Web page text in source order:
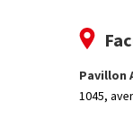
Pavillon
1045,